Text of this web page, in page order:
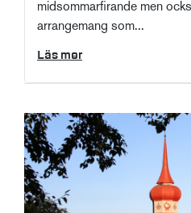
midsommarfirande men
arrangemang som...
Läs mer